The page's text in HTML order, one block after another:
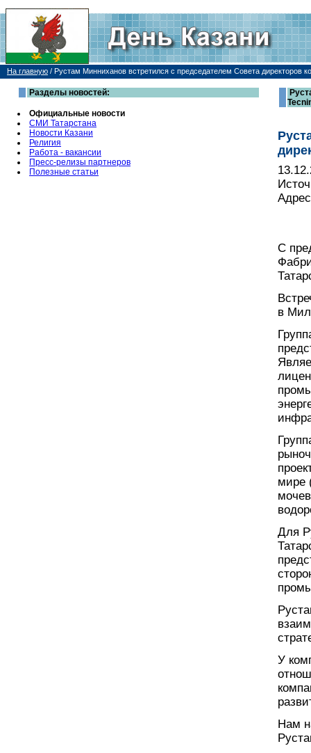
На главную / Рустам Минниханов встретился с председателем Совета
Разделы новостей:
Официальные новости
СМИ Татарстана
Новости Казани
Религия
Работа - вакансии
Пресс-релизы партнеров
Полезные статьи
С
в
мире
Для
У
Нам